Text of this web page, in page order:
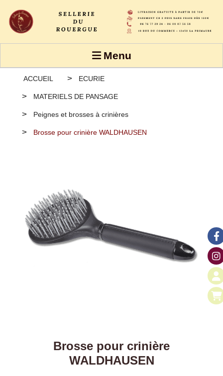
Menu
ACCUEIL ECURIE
MATERIELS DE PANSAGE
Peignes et brosses à crinières
Brosse pour crinière WALDHAUSEN
Brosse pour crinière
WALDHAUSEN